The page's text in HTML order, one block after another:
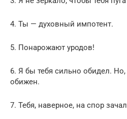
4. Ты — духовный импотент.
5. Понарожают уродов!
6. Я бы тебя сильно обидел.
обижен.
7. Тебя, наверное, на спор